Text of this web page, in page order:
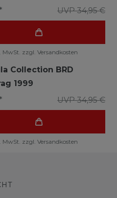
UVP 34,95 €
MwSt. zzgl. Versandkosten
Collection BRD
1999
UVP 34,95 €
MwSt. zzgl. Versandkosten